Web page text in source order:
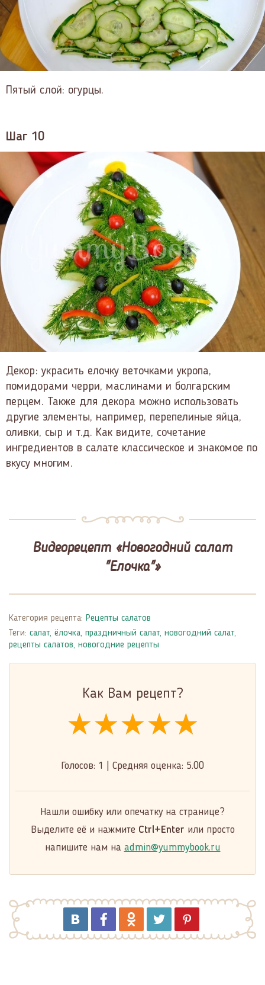
Пятый слой: огурцы.
Шаг 10
Декор: украсить елочку веточками укропа,
помидорами черри, маслинами и болгарским
перцем. Также для декора можно использовать
другие элементы, например, перепелиные яйца,
оливки, сыр и т.д. Как видите, сочетание
ингредиентов в салате классическое и знакомое по
вкусу многим.
Видеорецепт «Новогодний салат
"Елочка"»
Категория рецепта: Рецепты салатов
Теги: салат, ёлочка, праздничный салат, новогодний салат,
рецепты салатов, новогодние рецепты
Как Вам рецепт?
★★★★★
★★★★★
★★★★★
Голосов: 1 Средняя оценка: 5.00
Нашли ошибку или опечатку на странице?
Выделите её и нажмите Ctrl+Enter или просто
напишите нам на admin@yummybook.ru